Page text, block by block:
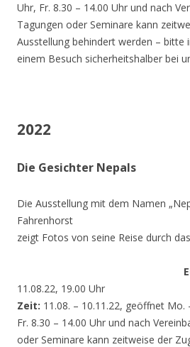
Uhr, Fr. 8.30 – 14.00 Uhr und nach
Tagungen oder Seminare kann
Ausstellung behindert werden – bitte
einem Besuch sicherheitshalber bei
2022
Die Gesichter Nepals
Die Ausstellung mit dem Namen
Fahrenhorst
zeigt Fotos von seine Reise durch
11.08.22, 19.00 Uhr
Zeit: 11.08. – 10.11.22, geöffnet Mo.
Fr. 8.30 – 14.00 Uhr und nach
oder Seminare kann zeitweise der